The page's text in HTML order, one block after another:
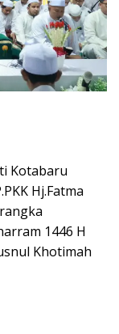
Kotabaru
Hj.Fatma
1446 H
Khotimah